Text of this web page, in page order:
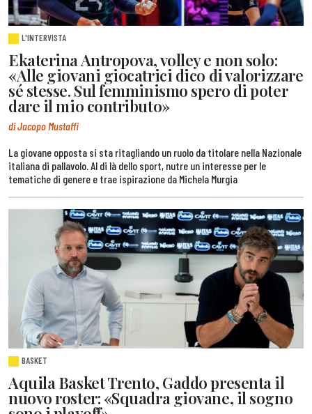
L'INTERVISTA
Ekaterina Antropova, volley e non solo:
«Alle giovani giocatrici dico di valorizzare
sé stesse. Sul femminismo spero di poter
dare il mio contributo»
di Jacopo Mustaffi
La giovane opposta si sta ritagliando un ruolo da titolare nella Nazionale
italiana di pallavolo. Al di là dello sport, nutre un interesse per le
tematiche di genere e trae ispirazione da Michela Murgia
BASKET
Aquila Basket Trento, Gaddo presenta il
nuovo roster: «Squadra giovane, il sogno